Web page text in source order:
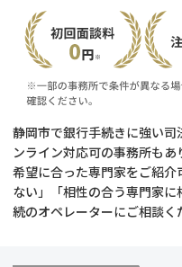
静岡市で銀行手続きに強い
ンライン対応可の事務所も
希望に合った専門家をご紹
ない」「相性の合う専門家
続のオペレーターにご相談く